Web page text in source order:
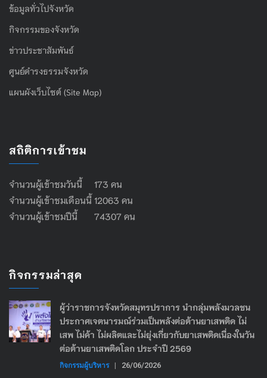
ข้อมูลทั่วไปจังหวัด
กิจกรรมของจังหวัด
ข่าวประชาสัมพันธ์
ศูนย์ดำรงธรรมจังหวัด
แผนผังเว็บไซต์ (Site Map)
สถิติการเข้าชม
จำนวนผู้เข้าชมวันนี้ 173 คน
จำนวนผู้เข้าชมเดือนนี้ 12063 คน
จำนวนผู้เข้าชมปีนี้ 74307 คน
กิจกรรมล่าสุด
ผู้ว่าราชการจังหวัดสมุทรปราการ นำกลุ่มพลังมวลชน
ประกาศเจตนารมณ์ร่วมเป็นพลังต่อต้านยาเสพติด ไม่
เสพ ไม่ค้า ไม่ผลิตและไม่ยุ่งเกี่ยวกับยาเสพติดเนื่องในวัน
ต่อต้านยาเสพติดโลก ประจำปี 2569
กิจกรรมผู้บริหาร | 26/06/2026